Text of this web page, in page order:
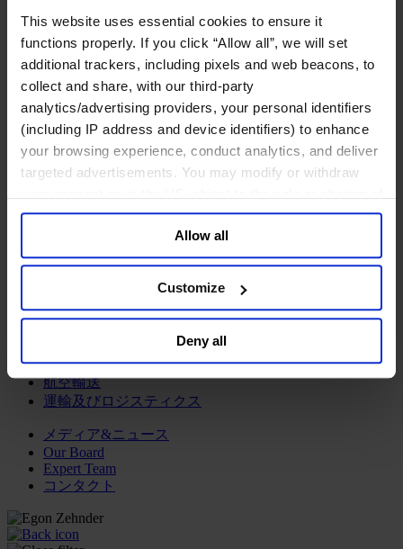
This website uses essential cookies to ensure it
functions properly. If you click “Allow all”, we will set
additional trackers, including pixels and web beacons, to
collect and share, with our third-party
analytics/advertising providers, your personal identifiers
(including IP address and device identifiers) to enhance
your browsing experience, conduct analytics, and deliver
targeted advertisements. You may modify or withdraw
your data for targeted advertising, by clicking “Do Not
Sell or Share My Personal Information” in the footer of
the website. You must opt-out of each device and each
browser. For additional information and retention terms
general collection and use of personal information see
Allow all
Customize
Deny all
金融サービス
アセットマネジメント
インフラ事業
ウェルスマネジメント
デジタル資産、暗号資産、Web3
プライベート・エクイティ
リスクマネジメント
保険
投資銀行及びマーケット
金融テクノロジー（フィンテック）
サービス
ビジネスサービス
プロフェッショナルサービス
ホスピタリティ、旅行・レジャー
不動産
航空輸送
運輸及びロジスティクス
メディア&ニュース
Our Board
Expert Team
コンタクト